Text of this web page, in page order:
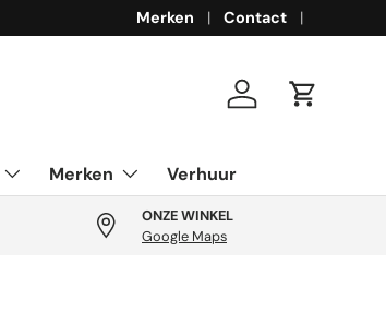
Merken Contact
Inloggen
Merken Verhuur
ONZE WINKEL
Google Maps